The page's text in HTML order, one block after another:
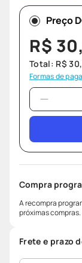
10
º fralda
Preço
R$ 30,
Total: R$ 30,
Formas de
Compra
A recompra
próximas compras.
Frete e prazo